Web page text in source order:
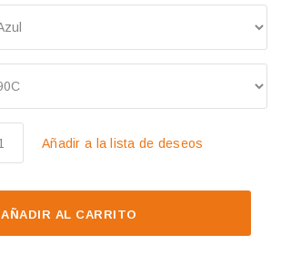
Añadir a la lista de deseos
AÑADIR AL CARRITO